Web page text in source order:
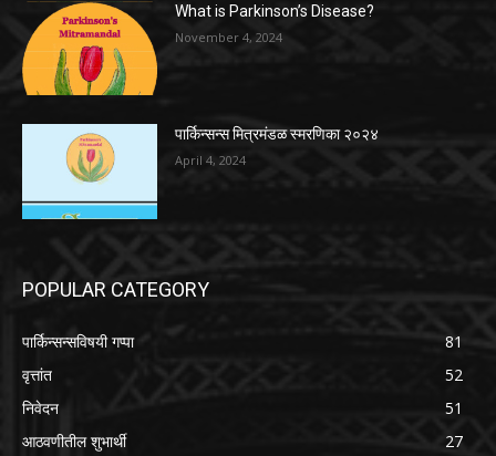
What is Parkinson’s Disease?
November 4, 2024
पार्किन्सन्स मित्रमंडळ स्मरणिका २०२४
April 4, 2024
POPULAR CATEGORY
पार्किन्सन्सविषयी गप्पा
81
वृत्तांत
52
निवेदन
51
आठवणीतील शुभार्थी
27